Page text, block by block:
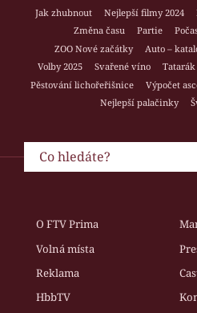
Jak zhubnout Nejlepší filmy 2024
Změna času
Partie
ZOO Nové začátky
Auto –
Volby 2025
Svařené víno
Pěstování lichořeřišnice
Výpočet
Nejlepší palačinky
O FTV Prima
Volná místa
Reklama
HbbTV